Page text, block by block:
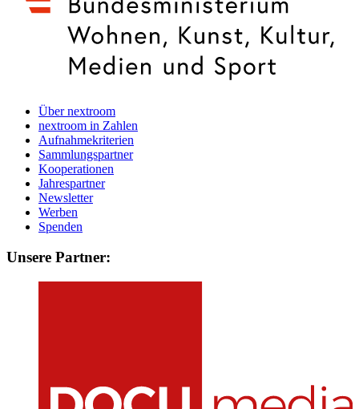
Über nextroom
nextroom in Zahlen
Aufnahmekriterien
Sammlungspartner
Kooperationen
Jahrespartner
Newsletter
Werben
Spenden
Unsere Partner: